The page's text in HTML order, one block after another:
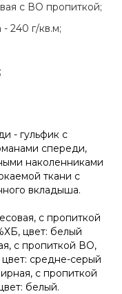
с ВО пропиткой;
- 240 г/кв.м;
- гульфик с
спереди,
наколенниками
ткани с
вкладыша.
с пропиткой
цвет: белый
с пропиткой ВО,
цвет: средне-серый
с пропиткой
белый.